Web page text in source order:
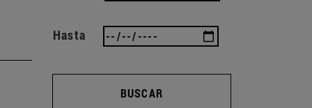
Hasta
BUSCAR